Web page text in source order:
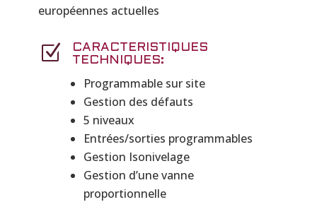
européennes actuelles
Z
CARACTERISTIQUES
TECHNIQUES:
Programmable sur site
Gestion des défauts
5 niveaux
Entrées/sorties programmables
Gestion Isonivelage
Gestion d’une vanne
proportionnelle